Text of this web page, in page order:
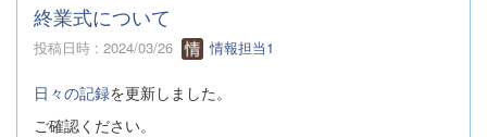
終業式について
投稿日時 : 2024/03/26 情報担当1
日々の記録を更新しました。
ご確認ください。